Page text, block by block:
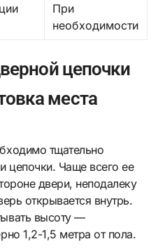
При
необходимости
цепочки
места
тщательно
цепочки. Чаще всего ее
двери, неподалеку
открывается внутрь.
высоту —
1,2-1,5 метра от пола.